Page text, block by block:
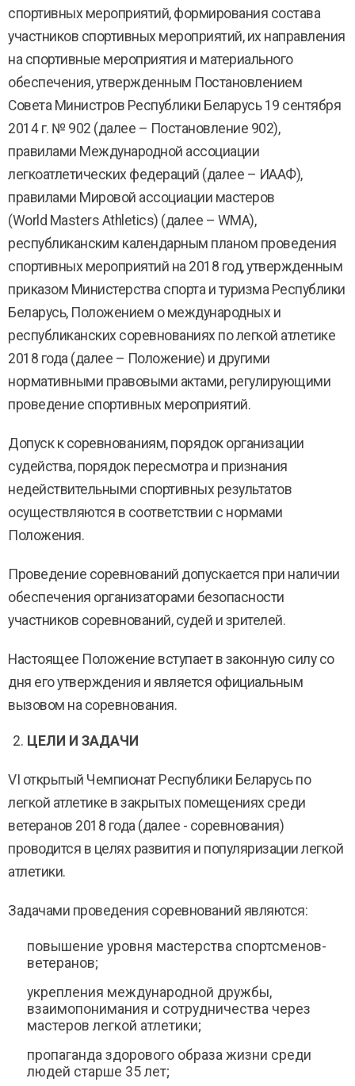
спортивных мероприятий, формирования состава
участников спортивных мероприятий, их направления
на спортивные мероприятия и материального
обеспечения, утвержденным Постановлением
Совета Министров Республики Беларусь 19 сентября
2014 г. № 902 (далее – Постановление 902),
правилами Международной ассоциации
легкоатлетических федераций (далее – ИААФ),
правилами Мировой ассоциации мастеров
(World Masters Athletics) (далее – WMA),
республиканским календарным планом проведения
спортивных мероприятий на 2018 год, утвержденным
приказом Министерства спорта и туризма Республики
Беларусь, Положением о международных и
республиканских соревнованиях по легкой атлетике
2018 года (далее – Положение) и другими
нормативными правовыми актами, регулирующими
проведение спортивных мероприятий.
Допуск к соревнованиям, порядок организации
судейства, порядок пересмотра и признания
недействительными спортивных результатов
осуществляются в соответствии с нормами
Положения.
Проведение соревнований допускается при наличии
обеспечения организаторами безопасности
участников соревнований, судей и зрителей.
Настоящее Положение вступает в законную силу со
дня его утверждения и является официальным
вызовом на соревнования.
ЦЕЛИ И ЗАДАЧИ
VI открытый Чемпионат Республики Беларусь по
легкой атлетике в закрытых помещениях среди
ветеранов 2018 года (далее - соревнования)
проводится в целях развития и популяризации легкой
атлетики.
Задачами проведения соревнований являются:
повышение уровня мастерства спортсменов-
ветеранов;
укрепления международной дружбы,
взаимопонимания и сотрудничества через
мастеров легкой атлетики;
пропаганда здорового образа жизни среди
людей старше 35 лет;